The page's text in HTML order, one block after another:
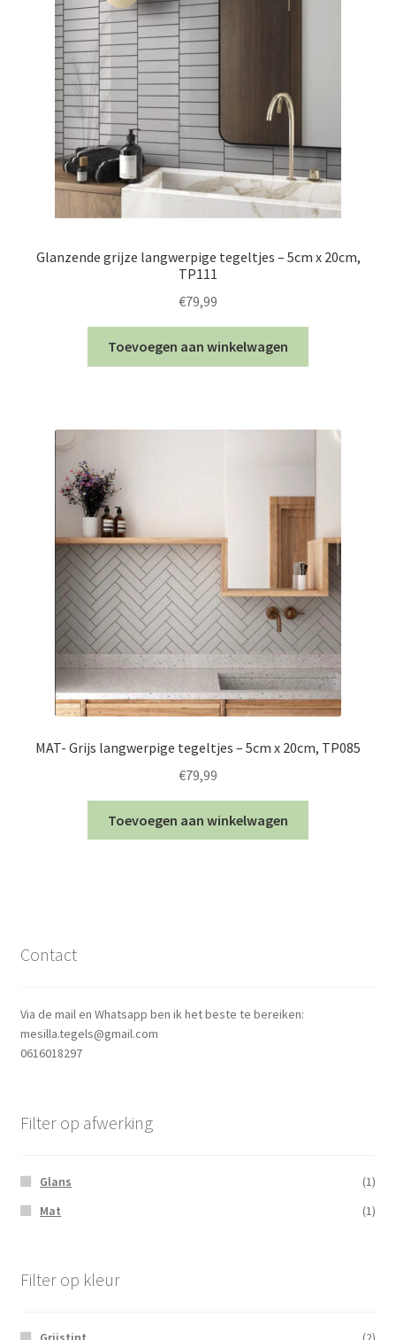
Glanzende grijze langwerpige tegeltjes – 5cm x 20cm,
TP111
€79,99
Toevoegen aan winkelwagen
MAT- Grijs langwerpige tegeltjes – 5cm x 20cm, TP085
€79,99
Toevoegen aan winkelwagen
Contact
Via de mail en Whatsapp ben ik het beste te bereiken:
mesilla.tegels@gmail.com
0616018297
Filter op afwerking
Glans
(1)
Mat
(1)
Filter op kleur